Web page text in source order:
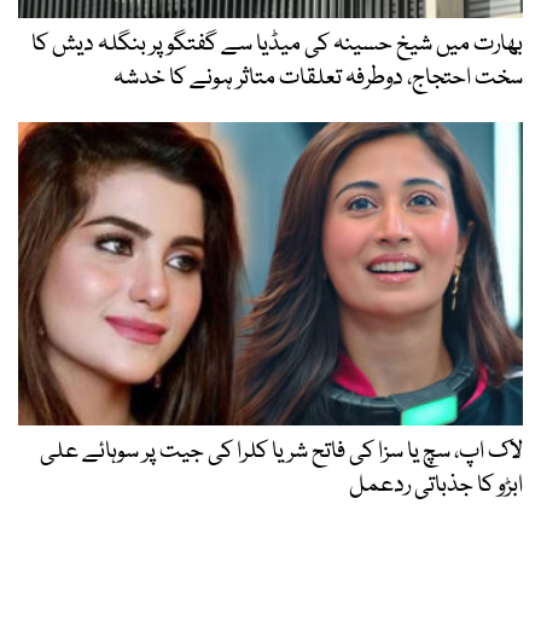
بھارت میں شیخ حسینہ کی میڈیا سے گفتگو پر بنگلہ دیش کا
سخت احتجاج، دوطرفہ تعلقات متاثر ہونے کا خدشہ
لاک اپ، سچ یا سزا کی فاتح شریا کلرا کی جیت پر سوہائے علی
ابڑو کا جذباتی ردعمل